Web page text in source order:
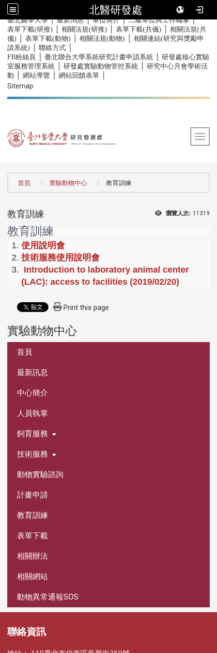
北醫研發處
::: 臺北醫學大學｜最新消息｜單位簡介｜二級單位與工作職掌｜
表單下載(研推) 相關法規(研推) 表單下載(共儀)
相關法規(共
儀)
表單下載(動物) 相關法規(動物)
相關連結(研究與獎勵申
請系統)
聯絡方式
FB粉絲頁 臺北聯合大學系統研究計畫申請系統
研發處核心實驗
室服務管理系統
研發處實驗動物管控系統
研究中心月會學術活
動
網站導覽 網站回饋表單
Sitemap
首頁 實驗動物中心 教育訓練
瀏覽人次: 11319
教育訓練
教育訓練
使用說明會
技術服務使用說明會
Introduction to laboratory animal center
(LAC): access to facilities (2019/02/20)
Print this page
實驗動物中心
首頁
最新訊息
中心簡介
人員執掌
飼育服務
技術服務
動物實驗諮詢
計畫申請
教育訓練
表單下載
相關辦法
相關網站
動物異常通報SOS
聯絡資訊